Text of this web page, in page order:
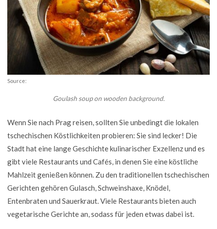
Source:
Goulash soup on wooden background.
Wenn Sie nach Prag reisen, sollten Sie unbedingt die lokalen
tschechischen Köstlichkeiten probieren: Sie sind lecker! Die
Stadt hat eine lange Geschichte kulinarischer Exzellenz und es
gibt viele Restaurants und Cafés, in denen Sie eine köstliche
Mahlzeit genießen können. Zu den traditionellen tschechischen
Gerichten gehören Gulasch, Schweinshaxe, Knödel,
Entenbraten und Sauerkraut. Viele Restaurants bieten auch
vegetarische Gerichte an, sodass für jeden etwas dabei ist.